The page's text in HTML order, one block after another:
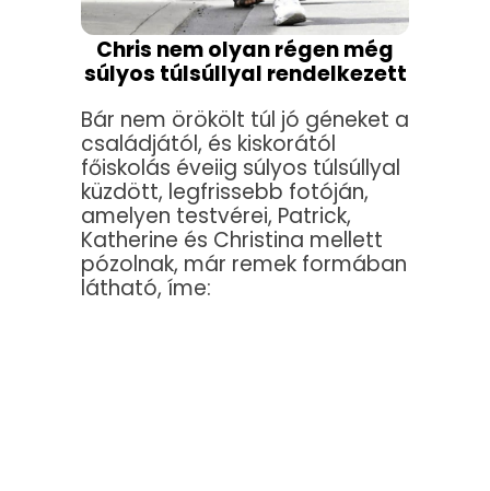
Chris nem olyan régen még
súlyos túlsúllyal rendelkezett
Bár nem örökölt túl jó géneket a
családjától, és kiskorától
főiskolás éveiig súlyos túlsúllyal
küzdött, legfrissebb fotóján,
amelyen testvérei, Patrick,
Katherine és Christina mellett
pózolnak, már remek formában
látható, íme: